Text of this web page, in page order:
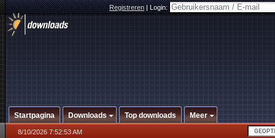
Registreren|Login:
Startpagina Downloads Top downloads Meer
8/10/2026 7:52:53 AM